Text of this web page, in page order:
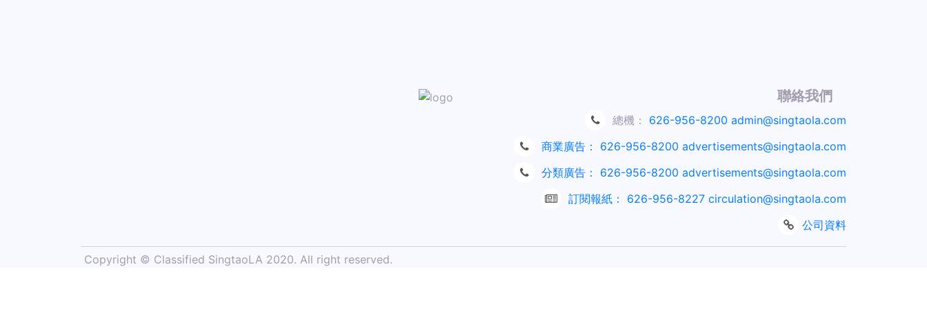
聯絡我們
總機： 626-956-8200 admin@singtaola.com
商業廣告：
626-956-8200 advertisements@singtaola.com
分類廣告：
626-956-8200 advertisements@singtaola.com
訂閱報紙：
626-956-8227 circulation@singtaola.com
公司資料
Copyright © Classified SingtaoLA 2020. All right reserved.